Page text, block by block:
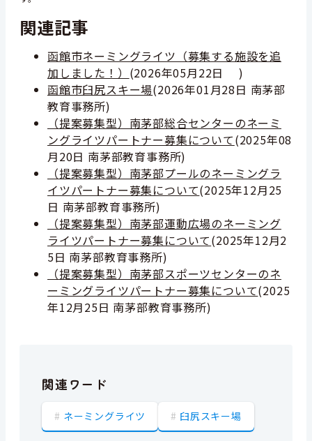
関連記事
函館市ネーミングライツ（募集する施設を追
加しました！） (2026年05月22日
)
函館市臼尻スキー場(2026年01月28日 南茅部
教育事務所)
（提案募集型）南茅部総合センターのネーミ
ングライツパートナー募集について(2025年08
月20日 南茅部教育事務所)
（提案募集型）南茅部プールのネーミングラ
イツパートナー募集について(2025年12月25
日 南茅部教育事務所)
（提案募集型）南茅部運動広場のネーミング
ライツパートナー募集について(2025年12月2
5日 南茅部教育事務所)
（提案募集型）南茅部スポーツセンターのネ
ーミングライツパートナー募集について(2025
年12月25日 南茅部教育事務所)
関連ワード
ネーミングライツ 臼尻スキー場